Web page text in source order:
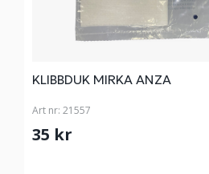
KLIBBDUK MIRKA ANZA
Art nr: 21557
35 kr